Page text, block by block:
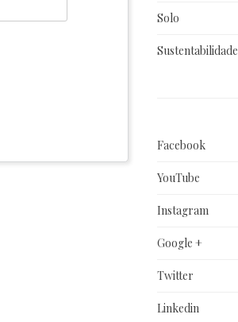
Solo
Sustentabilidade
Facebook
YouTube
Instagram
Google +
Twitter
Linkedin